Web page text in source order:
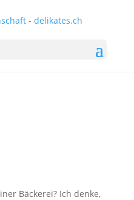
Bäckerei? Ich denke,